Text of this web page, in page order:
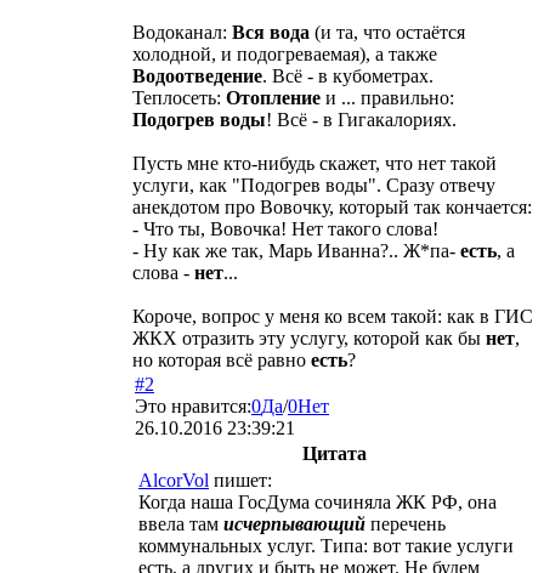
Водоканал: Вся вода (и та, что остаётся
холодной, и подогреваемая), а также
Водоотведение. Всё - в кубометрах.
Теплосеть: Отопление и ... правильно:
Подогрев воды! Всё - в Гигакалориях.
Пусть мне кто-нибудь скажет, что нет такой
услуги, как "Подогрев воды". Сразу отвечу
анекдотом про Вовочку, который так кончается:
- Что ты, Вовочка! Нет такого слова!
- Ну как же так, Марь Иванна?.. Ж*па- есть, а
слова - нет...
Короче, вопрос у меня ко всем такой: как в ГИС
ЖКХ отразить эту услугу, которой как бы нет,
но которая всё равно есть?
#2
Это нравится:0Да/0Нет
26.10.2016 23:39:21
Цитата
AlcorVol пишет:
Когда наша ГосДума сочиняла ЖК РФ, она
ввела там исчерпывающий перечень
коммунальных услуг. Типа: вот такие услуги
есть, а других и быть не может. Не будем